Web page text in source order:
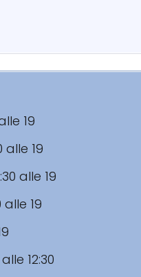
19
alle 19
alle 19
alle 19
12:30